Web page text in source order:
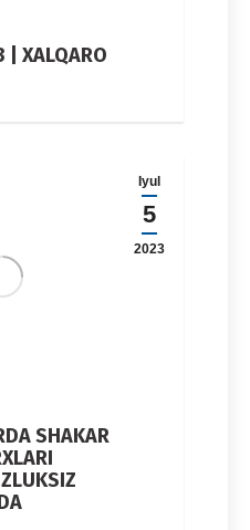
| XALQARO
Iyul
5
2023
SHAKAR